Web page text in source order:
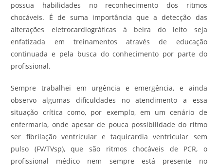
possua habilidades no reconhecimento dos ritmos
chocáveis. É de suma importância que a detecção das
alterações eletrocardiográficas à beira do leito seja
enfatizada em treinamentos através de educação
continuada e pela busca do conhecimento por parte do
profissional.
Sempre trabalhei em urgência e emergência, e ainda
observo algumas dificuldades no atendimento a essa
situação crítica como, por exemplo, em um cenário de
enfermaria, onde apesar de pouca possibilidade do ritmo
ser fibrilação ventricular e taquicardia ventricular sem
pulso (FV/TVsp), que são ritmos chocáveis de PCR, o
profissional médico nem sempre está presente no